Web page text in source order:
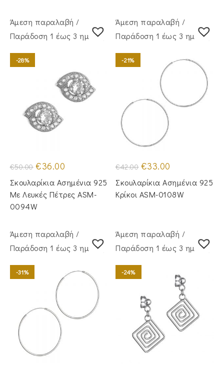
Άμεση παραλαβή /
Παράδoση 1 έως 3 ημέρες
-28%
€50.00 Original
price
was:
€50.00.
€36.00
τιμή
είναι:
€36.00.
Σκουλαρίκια Ασημένια 925
Με Λευκές Πέτρες ASM-
0094W
Άμεση παραλαβή /
Παράδoση 1 έως 3 ημέρες
-21%
€42.00 Original
price
was:
€42.00.
€33.00
τιμή
είναι:
€33.00.
Σκουλαρίκια Ασημένια 925
Κρίκοι ASM-0108W
Άμεση παραλαβή /
Παράδoση 1 έως 3 ημέρες
-31%
Άμεση παραλαβή /
Παράδoση 1 έως 3 ημέρες
-24%